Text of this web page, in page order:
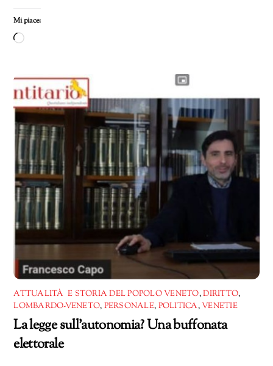
Mi piace:
Caricamento
ATTUALITÀ E STORIA DEL POPOLO VENETO,DIRITTO,
LOMBARDO-VENETO, PERSONALE, POLITICA,VENETIE
La legge sull’autonomia? Una buffonata
elettorale